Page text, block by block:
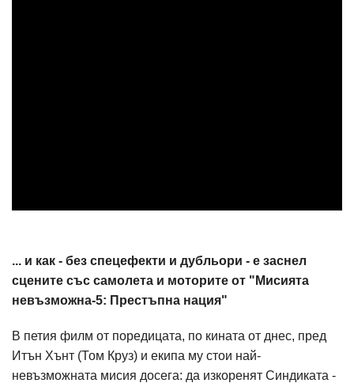
... и как - без спецефекти и дубльори - е заснел
сцените със самолета и моторите от "Мисията
невъзможна-5: Престъпна нация"
В петия филм от поредицата, по кината от днес, пред
Итън Хънт (Том Круз) и екипа му стои най-
невъзможната мисия досега: да изкоренят Синдиката -